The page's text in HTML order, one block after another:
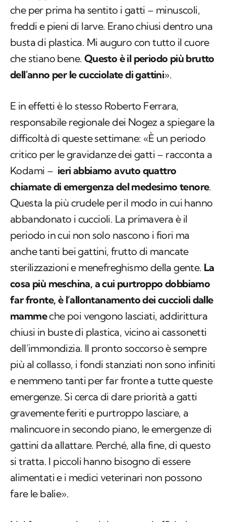
che per prima ha sentito i gatti – minuscoli,
freddi e pieni di larve. Erano chiusi dentro una
busta di plastica. Mi auguro con tutto il cuore
che stiano bene. Questo è il periodo più brutto
dell'anno per le cucciolate di gattini».
E in effetti è lo stesso Roberto Ferrara,
responsabile regionale dei Nogez a spiegare la
difficoltà di queste settimane: «È un periodo
critico per le gravidanze dei gatti – racconta a
Kodami – ieri abbiamo avuto quattro
chiamate di emergenza del medesimo tenore.
Questa la più crudele per il modo in cui hanno
abbandonato i cuccioli. La primavera è il
periodo in cui non solo nascono i fiori ma
anche tanti bei gattini, frutto di mancate
sterilizzazioni e menefreghismo della gente. La
cosa più meschina, a cui purtroppo dobbiamo
far fronte, è l’allontanamento dei cuccioli dalle
mammeche poi vengono lasciati, addirittura
chiusi in buste di plastica, vicino ai cassonetti
dell’immondizia. Il pronto soccorso è sempre
più al collasso, i fondi stanziati non sono infiniti
e nemmeno tanti per far fronte a tutte queste
emergenze. Si cerca di dare priorità a gatti
gravemente feriti e purtroppo lasciare, a
malincuore in secondo piano, le emergenze di
gattini da allattare. Perché, alla fine, di questo
si tratta. I piccoli hanno bisogno di essere
alimentati e i medici veterinari non possono
fare le balie».